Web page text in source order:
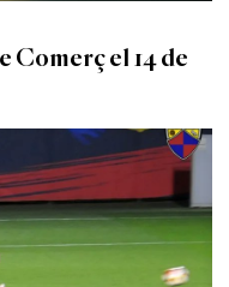
Comerç el 14 de